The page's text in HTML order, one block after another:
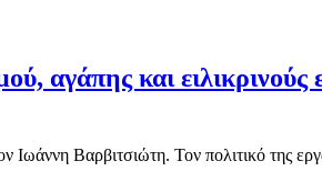
και ειλικρινούς
Βαρβιτσιώτη. Τον πολιτικό της